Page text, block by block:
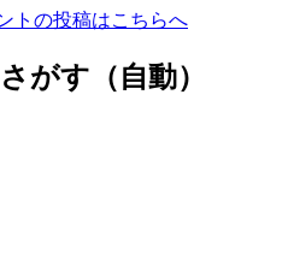
トの投稿はこちらへ
がす（自動）